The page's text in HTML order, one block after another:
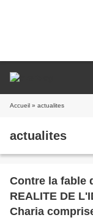
Accueil » actualites
actualites
Contre la fable
REALITE DE
Charia